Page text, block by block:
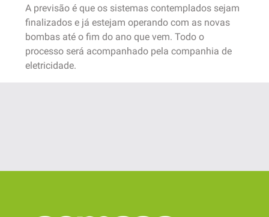
A previsão é que os sistemas contemplados sejam
finalizados e já estejam operando com as novas
bombas até o fim do ano que vem. Todo o
processo será acompanhado pela companhia de
eletricidade.